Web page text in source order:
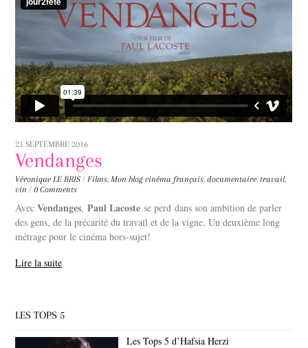
21 SEPTEMBRE 2016
Vendanges
Véronique LE BRIS / Films,Mon blog cinéma français,documentaire, travail,
vin / 0 Comments
AvecVendanges,Paul Lacoste se perd dans son ambition de parler
des gens, de la précarité du travail et de la vigne. Un deuxième long
métrage pour le cinéma hors-sujet!
Lire la suite
LES TOPS 5
Les Tops 5 d’Hafsia Herzi